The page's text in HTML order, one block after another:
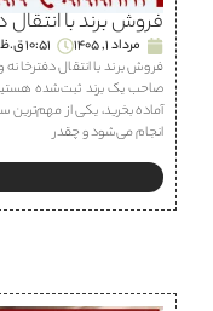
فروش برند با
مرداد 1, 1405
10:51 ق.ظ
فروش برند با انتقال
صاحب یک برند ثبت‌شده هستید
آماده بخرید، یکی از مهم‌ترین
انجام می‌شود و چقدر